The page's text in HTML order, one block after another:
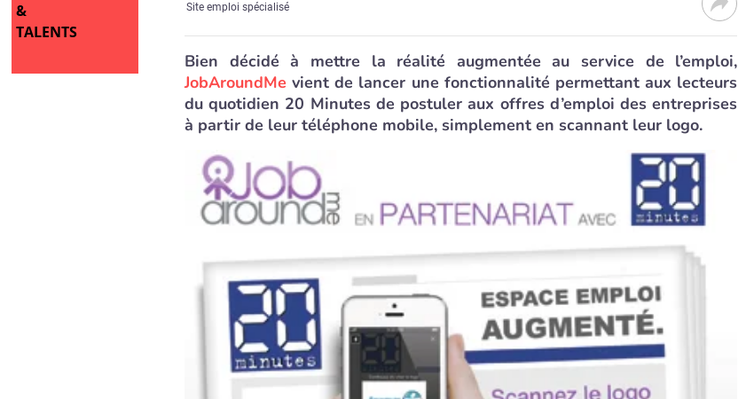
&
TALENTS
Site emploi spécialisé
Bien décidé à mettre la réalité augmentée au service de l’emploi,
JobAroundMe vient de lancer une fonctionnalité permettant aux lecteurs
du quotidien 20 Minutes de postuler aux offres d’emploi des entreprises
à partir de leur téléphone mobile, simplement en scannant leur logo.